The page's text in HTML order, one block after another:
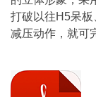
打破以往H5呆板
减压动作，就可